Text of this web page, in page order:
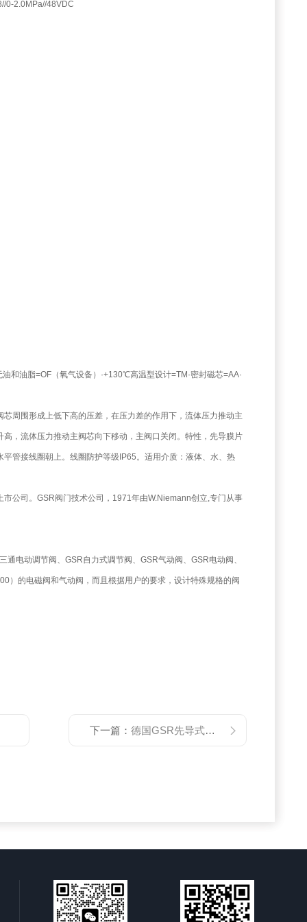
0-2.0MPa//48VDC
和油脂=OF（氧气设备）·+130℃高温型设计=TM·密封磁芯=AA·
周围形成上低下高的压差，在压力差的作用下，流体压力推动主
，流体压力推动主阀芯向下移动，主阀口关闭。特性，先导膜片
管接线圈朝上。线圈防护等级IP65。适用介质：液体、水、热
公司。GSR阀门技术公司，1971年由W.Niemann创立,专门从事
电动调节阀、GSR自力式调节阀、GSR气动阀、GSR电动阀、
的电磁阀和气动阀，而且根据用户的要求，设计特殊规格的阀
下一篇：德国GSR先导式电磁阀27系列河北总代理